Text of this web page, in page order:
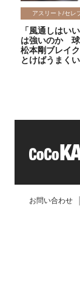
アスリート/セレ
「風通しはい
は強いのか
松本剛ブレイ
とけばうまく
お問い合わせ